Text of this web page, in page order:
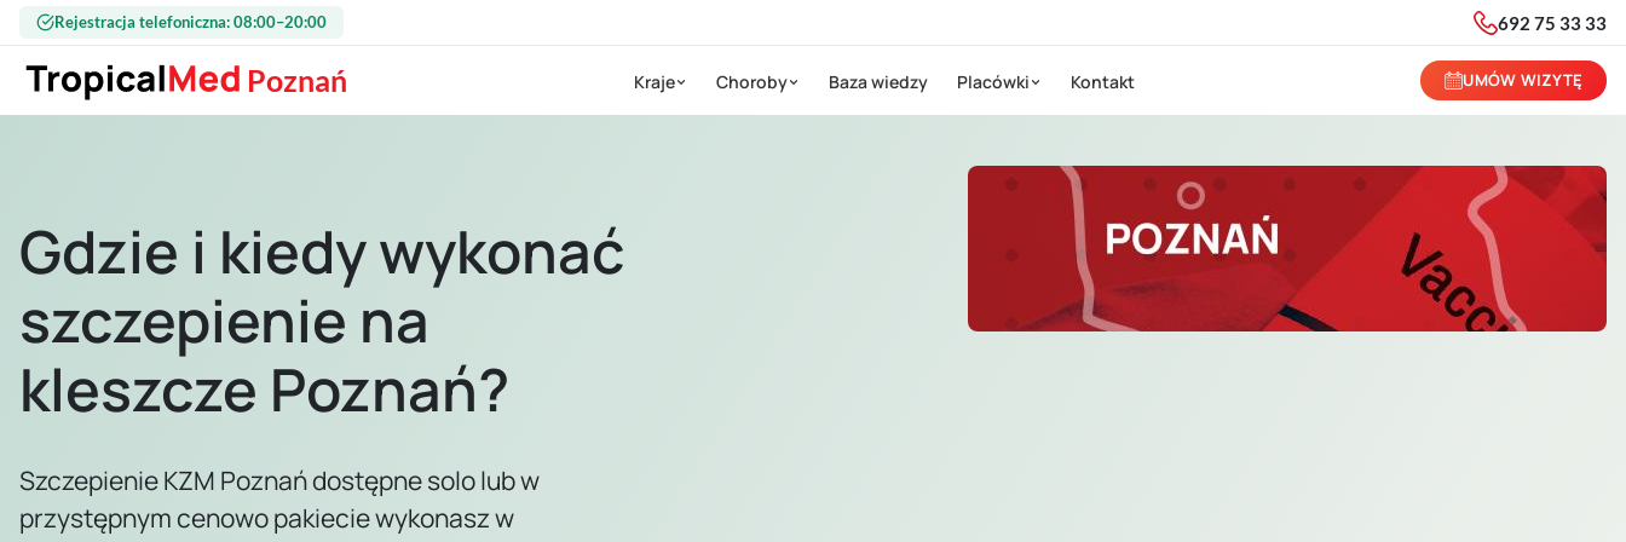
Przejdź do treści
Rejestracja telefoniczna: 08:00–20:00 692 75 33 33
Poznań Kraje Choroby Baza wiedzy Placówki Kontakt UMÓW WIZYTĘ
Gdzie i kiedy wykonać
szczepienie na
kleszcze Poznań?
Szczepienie KZM Poznań dostępne solo lub w
przystępnym cenowo pakiecie wykonasz w